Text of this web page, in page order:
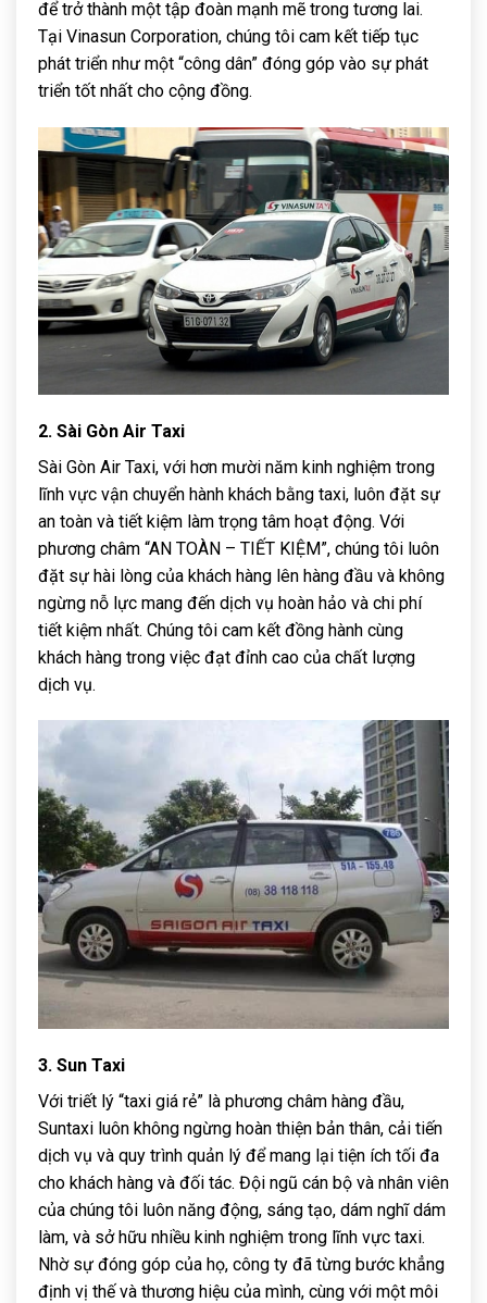
để trở thành một tập đoàn mạnh mẽ trong tương lai.
Tại Vinasun Corporation, chúng tôi cam kết tiếp tục
phát triển như một “công dân” đóng góp vào sự phát
triển tốt nhất cho cộng đồng.
2. Sài Gòn Air Taxi
Sài Gòn Air Taxi, với hơn mười năm kinh nghiệm trong
lĩnh vực vận chuyển hành khách bằng taxi, luôn đặt sự
an toàn và tiết kiệm làm trọng tâm hoạt động. Với
phương châm “AN TOÀN – TIẾT KIỆM”, chúng tôi luôn
đặt sự hài lòng của khách hàng lên hàng đầu và không
ngừng nỗ lực mang đến dịch vụ hoàn hảo và chi phí
tiết kiệm nhất. Chúng tôi cam kết đồng hành cùng
khách hàng trong việc đạt đỉnh cao của chất lượng
dịch vụ.
3. Sun Taxi
Với triết lý “taxi giá rẻ” là phương châm hàng đầu,
Suntaxi luôn không ngừng hoàn thiện bản thân, cải tiến
dịch vụ và quy trình quản lý để mang lại tiện ích tối đa
cho khách hàng và đối tác. Đội ngũ cán bộ và nhân viên
của chúng tôi luôn năng động, sáng tạo, dám nghĩ dám
làm, và sở hữu nhiều kinh nghiệm trong lĩnh vực taxi.
Nhờ sự đóng góp của họ, công ty đã từng bước khẳng
định vị thế và thương hiệu của mình, cùng với một môi